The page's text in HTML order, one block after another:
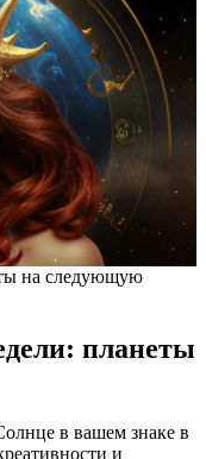
на следующую
планеты
в вашем знаке в
и